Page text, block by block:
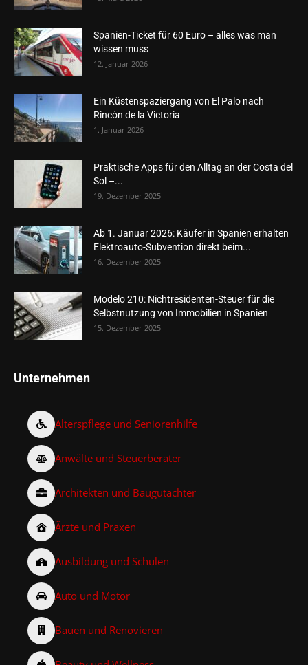
Spanien-Ticket für 60 Euro – alles was man
wissen muss
12. Januar 2026
Ein Küstenspaziergang von El Palo nach
Rincón de la Victoria
1. Januar 2026
Praktische Apps für den Alltag an der Costa del
Sol –...
19. Dezember 2025
Ab 1. Januar 2026: Käufer in Spanien erhalten
Elektroauto-Subvention direkt beim...
16. Dezember 2025
Modelo 210: Nichtresidenten-Steuer für die
Selbstnutzung von Immobilien in Spanien
15. Dezember 2025
Unternehmen
Alterspflege und Seniorenhilfe
Anwälte und Steuerberater
Architekten und Baugutachter
Ärzte und Praxen
Ausbildung und Schulen
Auto und Motor
Bauen und Renovieren